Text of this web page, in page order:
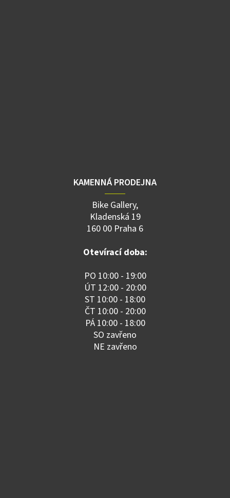
KAMENNÁ PRODEJNA
Bike Gallery,
Kladenská 19
160 00 Praha 6
Otevírací doba:
PO 10:00 - 19:00
ÚT 12:00 - 20:00
ST 10:00 - 18:00
ČT 10:00 - 20:00
PÁ 10:00 - 18:00
SO zavřeno
NE zavřeno